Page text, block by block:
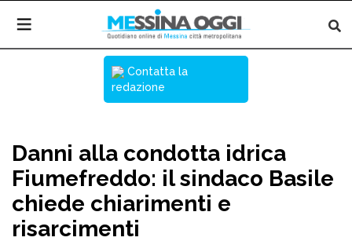
Contatta la
redazione
Danni alla condotta idrica
Fiumefreddo: il sindaco Basile
chiede chiarimenti e
risarcimenti